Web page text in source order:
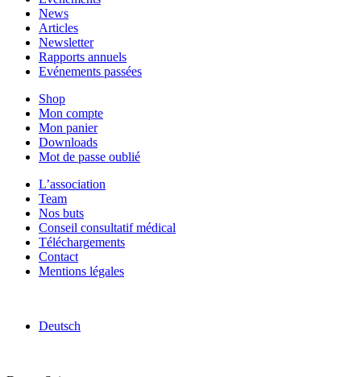
News
Articles
Newsletter
Rapports annuels
Evénements passées
Shop
Mon compte
Mon panier
Downloads
Mot de passe oublié
L’association
Team
Nos buts
Conseil consultatif médical
Téléchargements
Contact
Mentions légales
Deutsch